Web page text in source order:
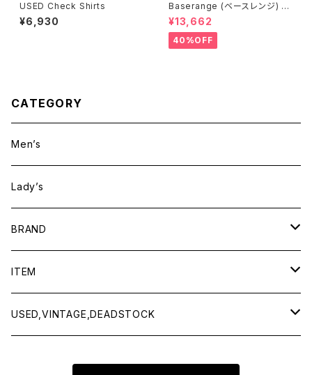
USED Check Shirts
¥6,930
Baserange (ベースレンジ) C
ABLE PANTS (MARBLE BRO
WN)
¥13,662
40%OFF
CATEGORY
Men’s
Lady’s
BRAND
BAICYCLON by bagjack
Baserange
ITEM
Men
USED,VINTAGE,DEADSTOCK